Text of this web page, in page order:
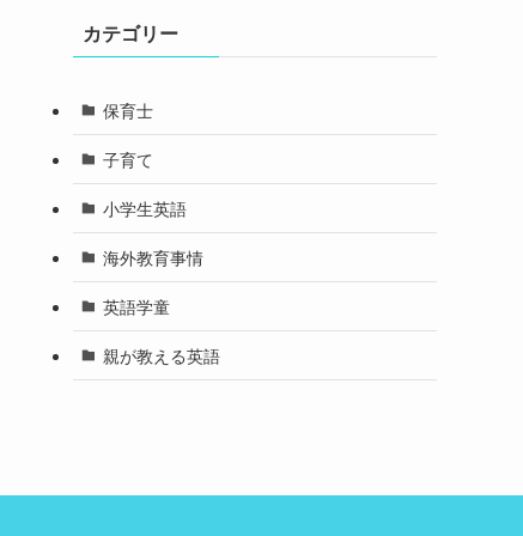
カテゴリー
保育士
子育て
小学生英語
海外教育事情
英語学童
親が教える英語